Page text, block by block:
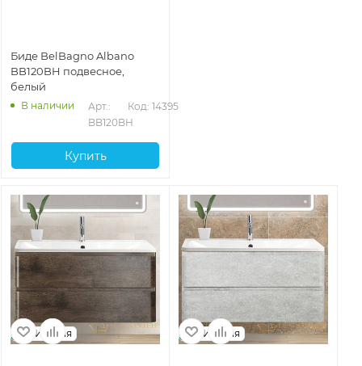
Биде BelBagno Albano
BB120BH подвесное,
белый
В наличии
Арт.:
BB120BH
Код: 14395
Купить
Италия Италия